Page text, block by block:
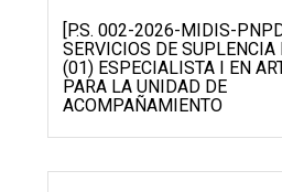
[P.S. 002-2026-MIDIS-
SERVICIOS DE SUPLENCIA
(01) ESPECIALISTA I EN
PARA LA UNIDAD DE
ACOMPAÑAMIENTO